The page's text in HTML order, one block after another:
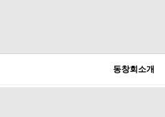
동창회소개